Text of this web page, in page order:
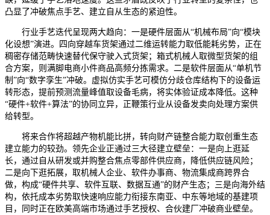
凸显了冲破焦点手艺、建立自从生态的紧迫性。
行业手艺迭代呈现两大趋向：一是硬件层面从“机械布局”向“模块
化设想”演进。四向穿越车货架通过二维运转能力取低能耗劣势，正在
稠密存储范畴快速替代保守驶入式货架；箱式机械人取微型货架的组
合方案，则满脚电商小件商品高频分拣需求。二是软件层面从“单机节
制”向“数字孪生”冲破。虚拟仿实手艺可模仿分歧仓库结构下的设备运
转形态，提前预测流量峰值取设备毛病，将实体验证成本降低。这种
“硬件+软件+算法”的协同立异，正鞭策行业从设备发卖向处理方案供
给转型。
将来合作将超越产物机能比拼，转向财产链整合能力取创重生态
建立能力的较劲。领先企业正通过三大径建立壁垒：一是向上逛延
长，通过自从研发或并购整合焦点零部件供应商，降低供应链风险；
二是向下逛拓展，取机械人企业、软件办事商、物流集成商跨界合
做，构成“硬件共享、软件互联、数据互通”的财产生态；三是向海外结
构，依托成本劣势取快速响应能力衔接东南亚、中东等地域的基建项
目，同时正在欧美高端市场通过手艺授权、合伙建厂冲破商业壁垒。